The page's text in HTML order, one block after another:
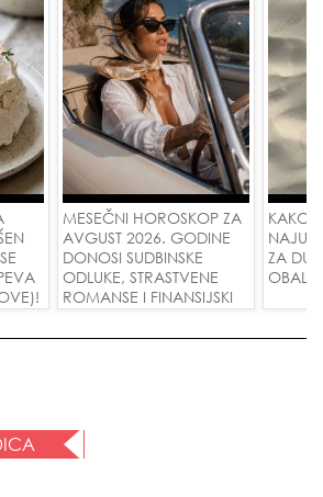
MESEČNI HOROSKOP ZA
AVGUST 2026. GODINE
DONOSI SUDBINSKE
ODLUKE, STRASTVENE
ROMANSE I FINANSIJSKI
KAKO
ZA